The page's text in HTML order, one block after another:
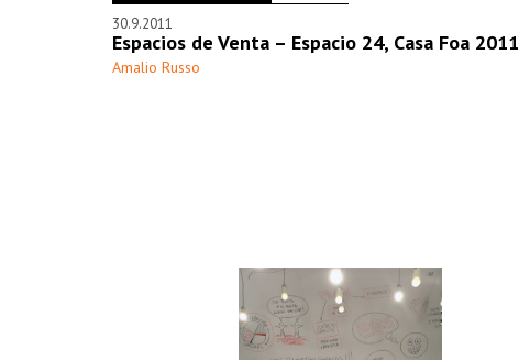
30.9.2011
Espacios de Venta – Espacio 24, Casa Foa 2011
Amalio Russo